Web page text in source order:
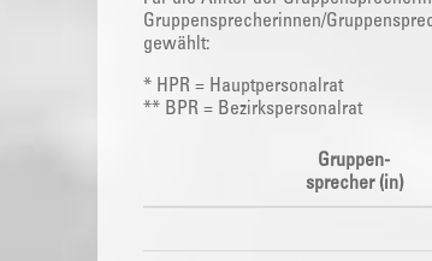
Gruppensprecherinnen/
gewählt:
* HPR = Hauptpersonalrat
** BPR = Bezirkspersonalrat
Gruppen-
sprecher (in)